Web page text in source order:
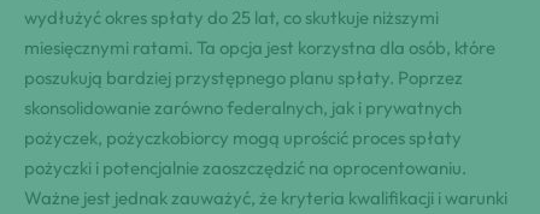
wydłużyć okres spłaty do 25 lat, co skutkuje niższymi
miesięcznymi ratami. Ta opcja jest korzystna dla osób, które
poszukują bardziej przystępnego planu spłaty. Poprzez
skonsolidowanie zarówno federalnych, jak i prywatnych
pożyczek, pożyczkobiorcy mogą uprościć proces spłaty
pożyczki i potencjalnie zaoszczędzić na oprocentowaniu.
Ważne jest jednak zauważyć, że kryteria kwalifikacji i warunki